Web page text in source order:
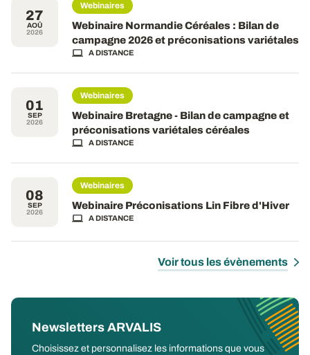
27
AOÛ
2026
Webinaires
Webinaire Normandie Céréales : Bilan de
campagne 2026 et préconisations variétales
A DISTANCE
01
SEP
2026
Webinaires
Webinaire Bretagne - Bilan de campagne et
préconisations variétales céréales
A DISTANCE
08
SEP
2026
Webinaires
Webinaire Préconisations Lin Fibre d'Hiver
A DISTANCE
Voir tous les évènements
Newsletters ARVALIS
Choisissez et personnalisez les informations que vous